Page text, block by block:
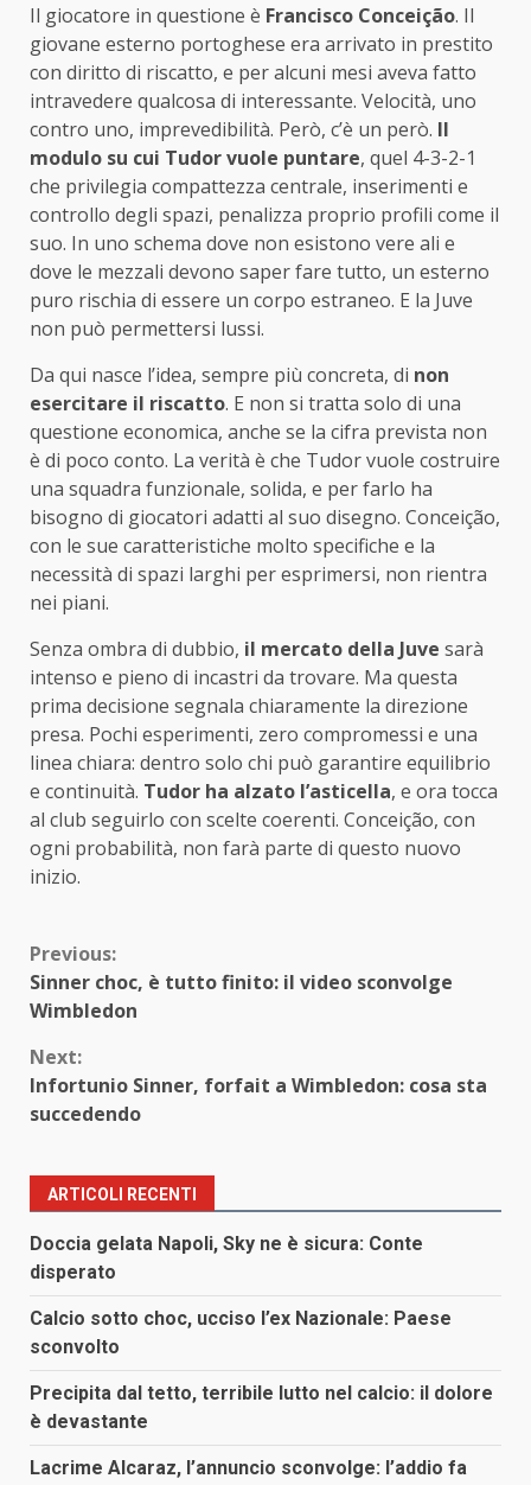
Il giocatore in questione è Francisco Conceição. Il
giovane esterno portoghese era arrivato in prestito
con diritto di riscatto, e per alcuni mesi aveva fatto
intravedere qualcosa di interessante. Velocità, uno
contro uno, imprevedibilità. Però, c’è un però. Il
modulo su cui Tudor vuole puntare, quel 4-3-2-1
che privilegia compattezza centrale, inserimenti e
controllo degli spazi, penalizza proprio profili come il
suo. In uno schema dove non esistono vere ali e
dove le mezzali devono saper fare tutto, un esterno
puro rischia di essere un corpo estraneo. E la Juve
non può permettersi lussi.
Da qui nasce l’idea, sempre più concreta, di non
esercitare il riscatto. E non si tratta solo di una
questione economica, anche se la cifra prevista non
è di poco conto. La verità è che Tudor vuole costruire
una squadra funzionale, solida, e per farlo ha
bisogno di giocatori adatti al suo disegno. Conceição,
con le sue caratteristiche molto specifiche e la
necessità di spazi larghi per esprimersi, non rientra
nei piani.
Senza ombra di dubbio, il mercato della Juve sarà
intenso e pieno di incastri da trovare. Ma questa
prima decisione segnala chiaramente la direzione
presa. Pochi esperimenti, zero compromessi e una
linea chiara: dentro solo chi può garantire equilibrio
e continuità. Tudor ha alzato l’asticella, e ora tocca
al club seguirlo con scelte coerenti. Conceição, con
ogni probabilità, non farà parte di questo nuovo
inizio.
Continue
Reading
Previous:
Sinner choc, è tutto finito: il video sconvolge
Wimbledon
Next:
Infortunio Sinner, forfait a Wimbledon: cosa sta
succedendo
ARTICOLI RECENTI
Doccia gelata Napoli, Sky ne è sicura: Conte
disperato
Calcio sotto choc, ucciso l’ex Nazionale: Paese
sconvolto
Precipita dal tetto, terribile lutto nel calcio: il dolore
è devastante
Lacrime Alcaraz, l’annuncio sconvolge: l’addio fa